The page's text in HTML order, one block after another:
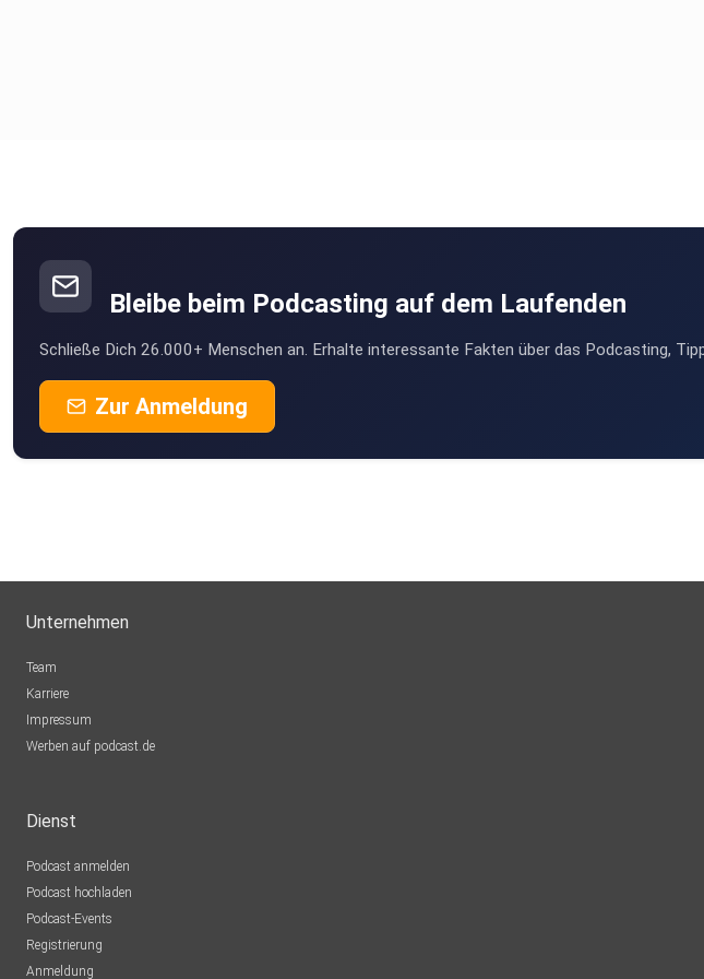
Bleibe beim Podcasting auf dem Laufenden
Schließe Dich 26.000+ Menschen an. Erhalte interessante Fakten über das Podcasting,
Zur Anmeldung
Unternehmen
Team
Karriere
Impressum
Werben auf podcast.de
Dienst
Podcast anmelden
Podcast hochladen
Podcast-Events
Registrierung
Anmeldung